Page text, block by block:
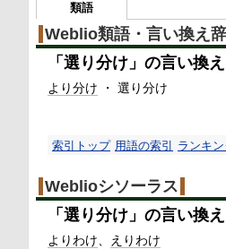
類語
Weblio類語・言い換え
「 選り分け 」の言い換
より分け ・ 選り分け
索引トップ 用語の索引 ランキ
Weblioシソーラス
「 選り分け 」の言い換
よりわけ えりわけ